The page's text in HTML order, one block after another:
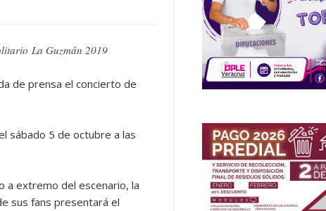
La Guzmán 2019
de prensa el concierto de
sábado 5 de octubre a las
a extremo del escenario, la
sus fans presentará el